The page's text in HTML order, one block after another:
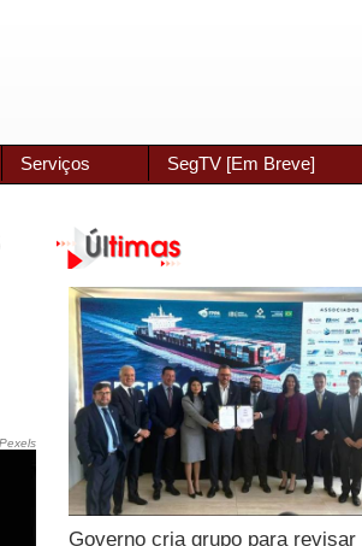
Serviços SegTV [Em Breve]
Governo cria grupo para revisar